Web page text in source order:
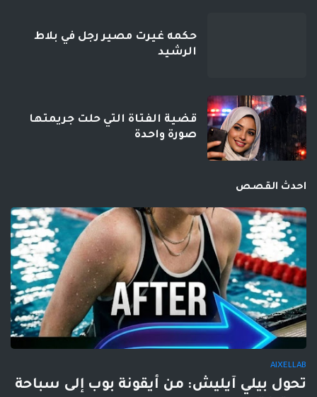
حكمه غيرت مصير رجل في بلاط
الرشيد
قضية الفتاة التي حلت جريمتها
صورة واحدة
احدث القصص
AIXELLAB
تحول بيلي آيليش: من أيقونة بوب إلى سباحة